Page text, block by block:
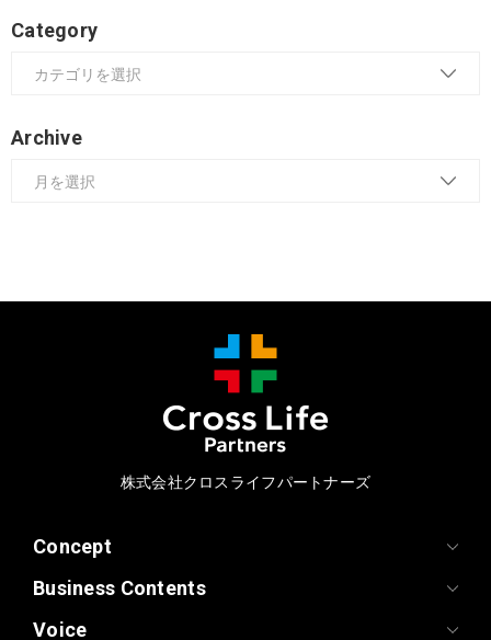
Category
Archive
株式会社クロスライフパートナーズ
Concept
Business Contents
Voice